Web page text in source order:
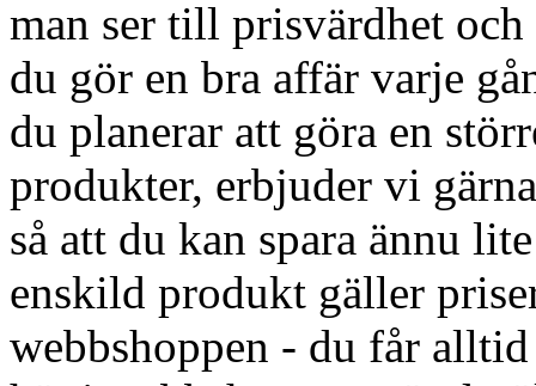
man ser till prisvärdhet
du gör en bra affär varje
du planerar att göra en
produkter, erbjuder vi
så att du kan spara ännu
enskild produkt gäller
webbshoppen - du får